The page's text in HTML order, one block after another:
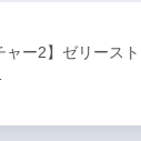
ャー2】ゼリース